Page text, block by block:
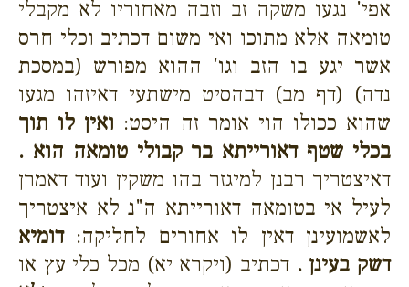
אפי' נגעו משקה זב וזבה מאחוריו לא מקבלי
טומאה אלא מתוכו ואי משום דכתיב וכלי חרס
אשר יגע בו הזב וגו' ההוא מפורש (במסכת
נדה) (דף מב) דבהסיט מישתעי דאיזהו מגעו
שהוא ככולו הוי אומר זה היסט: ואין לו תוך
בכלי שטף דאורייתא בר קבולי טומאה הוא .
דאיצטריך רבנן למיגזר בהו משקין ועוד דאמרן
לעיל אי בטומאה דאורייתא ה"נ לא איצטריך
לאשמועינן דאין לו אחורים לחליקה:דומיא
דשק בעינן . דכתיב (ויקרא יא) מכל כלי עץ או